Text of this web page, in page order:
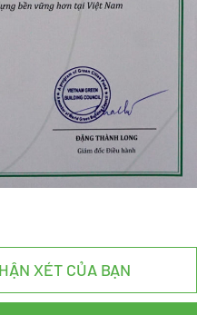
XÉT CỦA BẠN